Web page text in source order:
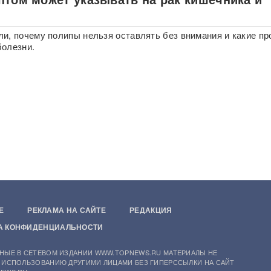
почему полипы нельзя оставлять без внимания и какие
РЕКЛАМА НА САЙТЕ
РЕДАКЦИЯ
КОНФИДЕНЦИАЛЬНОСТИ
В СЕТЕВОМ ИЗДАНИИ WWW.TOPNEWS.RU МАТЕРИАЛЫ НЕ
ДРУГИМИ ЛИЦАМИ БЕЗ ГИПЕРССЫЛКИ НА САЙТ